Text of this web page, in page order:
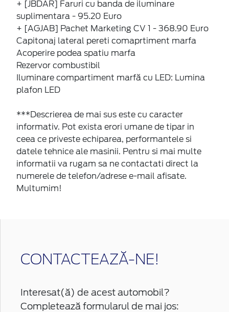
+ [JBDAR] Faruri cu banda de iluminare
suplimentara - 95.20 Euro
+ [AGJAB] Pachet Marketing CV 1 - 368.90 Euro
Capitonaj lateral pereti comaprtiment marfa
Acoperire podea spatiu marfa
Rezervor combustibil
Iluminare compartiment marfă cu LED: Lumina
plafon LED
***Descrierea de mai sus este cu caracter
informativ. Pot exista erori umane de tipar in
ceea ce priveste echiparea, performantele si
datele tehnice ale masinii. Pentru si mai multe
informatii va rugam sa ne contactati direct la
numerele de telefon/adrese e-mail afisate.
Multumim!
CONTACTEAZĂ-NE!
Interesat(ă) de acest automobil?
Completează formularul de mai jos: